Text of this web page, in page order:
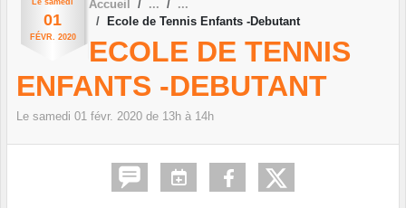
Le samedi
01
FÉVR. 2020
Accueil
Ecole de Tennis Enfants -Debutant
ECOLE DE TENNIS
ENFANTS -DEBUTANT
Le samedi 01 févr. 2020 de 13h à 14h